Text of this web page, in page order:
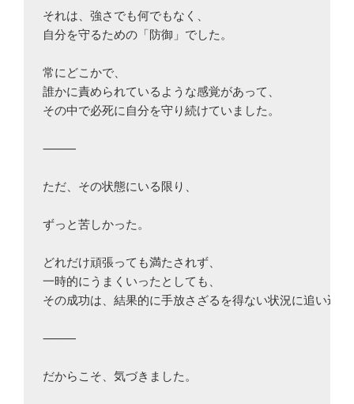
それは、強さでも何でもなく、
自分を守るための「防御」でした。
常にどこかで、
誰かに責められているような感覚があって、
その中で必死に自分を守り続けていました。
⸻
ただ、その状態にいる限り、
ずっと苦しかった。
どれだけ頑張っても満たされず、
一時的にうまくいったとしても、
その成功は、結果的に手放さざるを得ない状況に追い込
⸻
だからこそ、気づきました。